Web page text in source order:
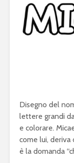
Disegno del
lettere grandi
e colorare.
come lui, deriva
è la domanda